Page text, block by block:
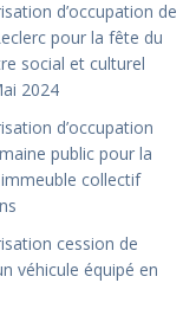
d’occupation de
pour la fête du
social et culturel
2024
d’occupation
public pour la
collectif
cession de
véhicule équipé en